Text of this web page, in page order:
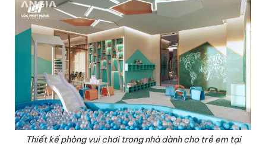
Thiết kế phòng vui chơi trong nhà dành cho trẻ em tại